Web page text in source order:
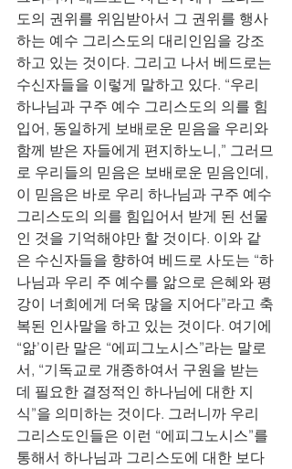
도의 권위를 위임받아서 그 권위를 행사
하는 예수 그리스도의 대리인임을 강조
하고 있는 것이다. 그리고 나서 베드로는
수신자들을 이렇게 말하고 있다. “우리
하나님과 구주 예수 그리스도의 의를 힘
입어, 동일하게 보배로운 믿음을 우리와
함께 받은 자들에게 편지하노니,” 그러므
로 우리들의 믿음은 보배로운 믿음인데,
이 믿음은 바로 우리 하나님과 구주 예수
그리스도의 의를 힘입어서 받게 된 선물
인 것을 기억해야만 할 것이다. 이와 같
은 수신자들을 향하여 베드로 사도는 “하
나님과 우리 주 예수를 앎으로 은혜와 평
강이 너희에게 더욱 많을 지어다”라고 축
복된 인사말을 하고 있는 것이다. 여기에
“앎’이란 말은 “에피그노시스”라는 말로
서, “기독교로 개종하여서 구원을 받는
데 필요한 결정적인 하나님에 대한 지
식”을 의미하는 것이다. 그러니까 우리
그리스도인들은 이런 “에피그노시스”를
통해서 하나님과 그리스도에 대한 보다